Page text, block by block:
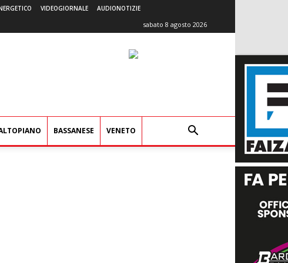
VIDEOGIORNALE AUDIONOTIZIE
sabato 8 agosto 2026
BASSANESE VENETO